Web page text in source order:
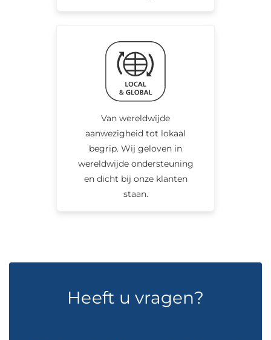
Van wereldwijde
aanwezigheid tot lokaal
begrip. Wij geloven in
wereldwijde ondersteuning
en dicht bij onze klanten
staan.
Heeft u vragen?